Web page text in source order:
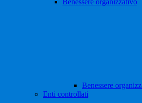
Benessere organizzativo
Benessere
Enti controllati